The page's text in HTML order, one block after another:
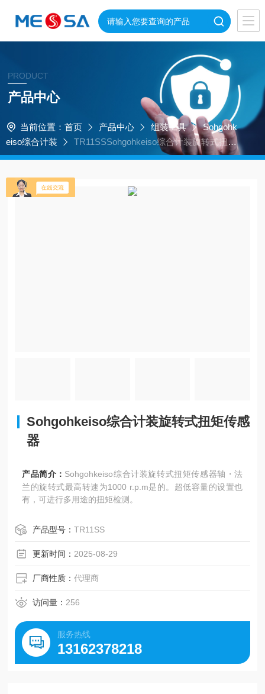
PRODUCT
产品中心
当前位置： 首页 产品中心 组装工具
Sohgohk
eiso综合计装
TR11SSSohgohkeiso综合计装旋转式扭矩
传感器
Sohgohkeiso综合计装旋转式扭矩传感
器
产品简介： Sohgohkeiso综合计装旋转式扭矩传感器轴・法
兰的旋转式最高转速为1000 r.p.m是的。超低容量的设置也
有，可进行多用途的扭矩检测。
产品型号：TR11SS
更新时间： 2025-08-29
厂商性质：代理商
访问量： 256
服务热线
13162378218